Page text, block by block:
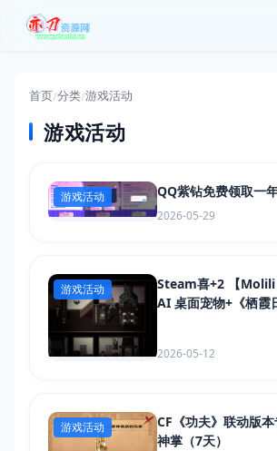
首页/分类/游戏活动
游戏活动
游戏活动 QQ紫钻免费领取一
2026-05-29
游戏活动
Steam喜+2 【
AI 桌面宠物+《栖霞
2026-05-12
游戏活动
CF《功夫》联动版
神掌（7天）